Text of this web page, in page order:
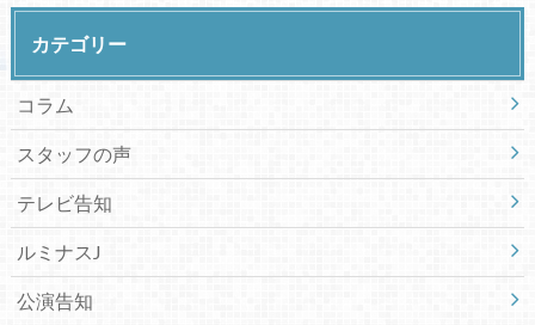
カテゴリー
コラム
スタッフの声
テレビ告知
ルミナスJ
公演告知